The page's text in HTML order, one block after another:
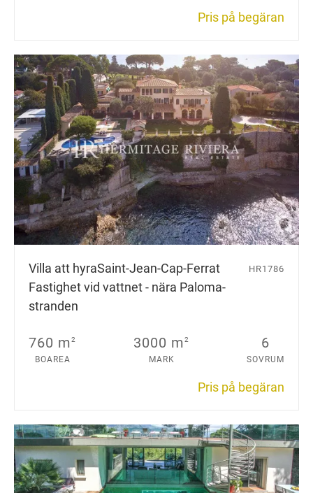
Pris på begäran
Villa att hyraSaint-Jean-Cap-Ferrat
Fastighet vid vattnet - nära Paloma-
stranden
HR1786
760 m2
BOAREA
3000 m2
MARK
6
SOVRUM
Pris på begäran